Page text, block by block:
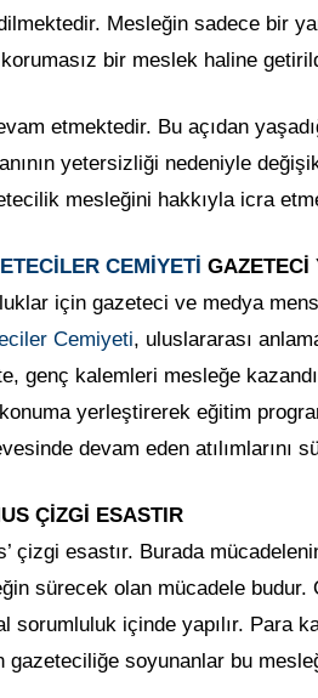
Mesleğin sadece bir
bir meslek haline
etmektedir. Bu açıdan
yetersizliği nedeniyle
mesleğini hakkıyla icra
CEMİYETİ GAZETECİ
için gazeteci ve medya
Cemiyeti, uluslararası
genç kalemleri mesleğe
yerleştirerek eğitim
devam eden atılımlarını
ÇİZGİ ESASTIR
çizgi esastır. Burada
sürecek olan mücadele
sorumluluk içinde yapılır. Para
gazeteciliğe soyunanlar bu